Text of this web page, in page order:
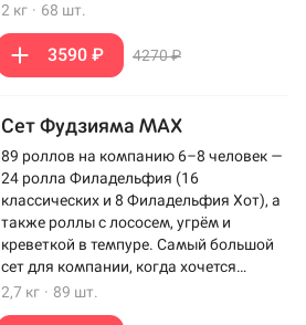
2 кг · 68 шт.
3590 ₽ 4270 ₽
Сет Фудзияма MAX
89 роллов на компанию 6–8 человек —
24 ролла Филадельфия (16
классических и 8 Филадельфия Хот), а
также роллы с лососем, угрём и
креветкой в темпуре. Самый большой
сет для компании, когда хочется
максимум роллов на столе.
2,7 кг · 89 шт.